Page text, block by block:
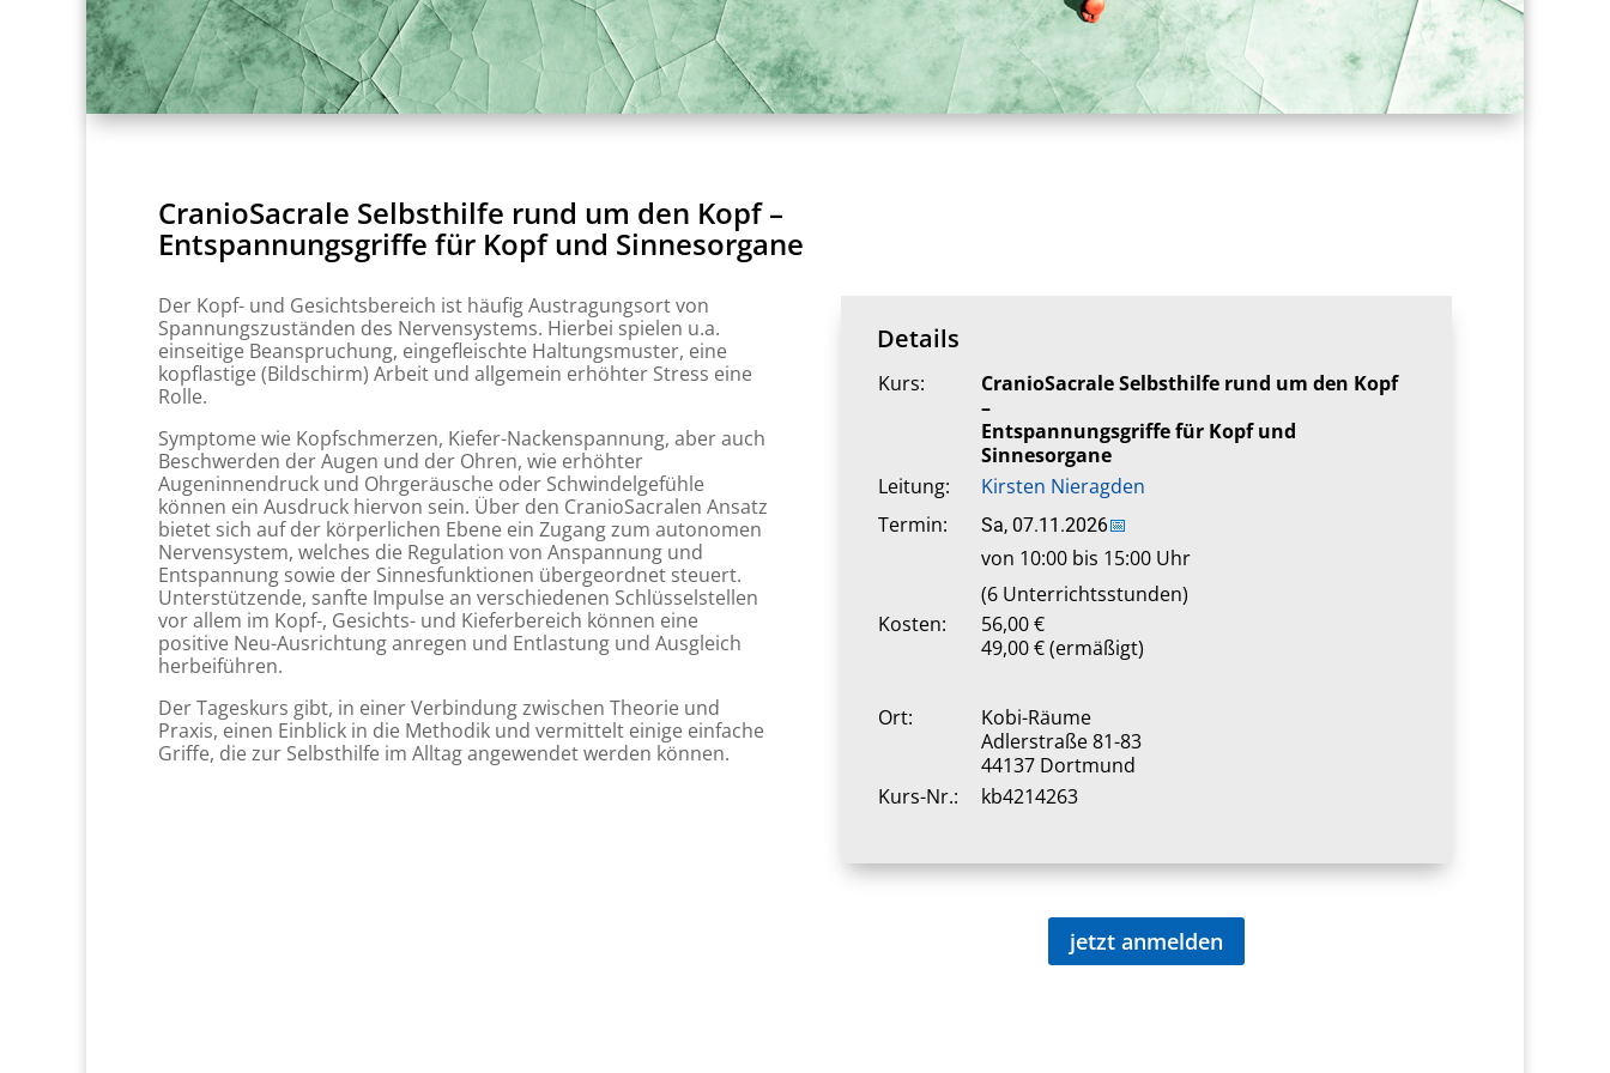
CranioSacrale Selbsthilfe rund um den Kopf –
Entspannungsgriffe für Kopf und Sinnesorgane
Der Kopf- und Gesichtsbereich ist häufig Austragungsort von
Spannungszuständen des Nervensystems. Hierbei spielen u.a.
einseitige Beanspruchung, eingefleischte Haltungsmuster, eine
kopflastige (Bildschirm) Arbeit und allgemein erhöhter Stress eine
Rolle.
Symptome wie Kopfschmerzen, Kiefer-Nackenspannung, aber auch
Beschwerden der Augen und der Ohren, wie erhöhter
Augeninnendruck und Ohrgeräusche oder Schwindelgefühle
können ein Ausdruck hiervon sein. Über den CranioSacralen Ansatz
bietet sich auf der körperlichen Ebene ein Zugang zum autonomen
Nervensystem, welches die Regulation von Anspannung und
Entspannung sowie der Sinnesfunktionen übergeordnet steuert.
Unterstützende, sanfte Impulse an verschiedenen Schlüsselstellen
vor allem im Kopf-, Gesichts- und Kieferbereich können eine
positive Neu-Ausrichtung anregen und Entlastung und Ausgleich
herbeiführen.
Der Tageskurs gibt, in einer Verbindung zwischen Theorie und
Praxis, einen Einblick in die Methodik und vermittelt einige einfache
Griffe, die zur Selbsthilfe im Alltag angewendet werden können.
Details
Kurs:
CranioSacrale Selbsthilfe rund um den Kopf
–
Entspannungsgriffe für Kopf und
Sinnesorgane
Leitung:
Kirsten Nieragden
Termin:
Sa, 07.11.2026📅
von 10:00 bis 15:00 Uhr
(6 Unterrichtsstunden)
Kosten:
56,00 €
49,00 € (ermäßigt)
Ort:
Kobi-Räume
Adlerstraße 81-83
44137 Dortmund
Kurs-Nr.:
kb4214263
jetzt anmelden